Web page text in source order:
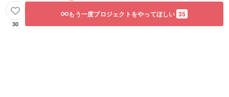
30
もう一度プロジェクトをやってほしい 35